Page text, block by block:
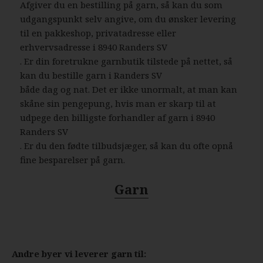
Afgiver du en bestilling på garn, så kan du som
udgangspunkt selv angive, om du ønsker levering
til en pakkeshop, privatadresse eller
erhvervsadresse i 8940 Randers SV
. Er din foretrukne garnbutik tilstede på nettet, så
kan du bestille garn i Randers SV
både dag og nat. Det er ikke unormalt, at man kan
skåne sin pengepung, hvis man er skarp til at
udpege den billigste forhandler af garn i 8940
Randers SV
. Er du den fødte tilbudsjæger, så kan du ofte opnå
fine besparelser på garn.
Garn
Andre byer vi leverer garn til: